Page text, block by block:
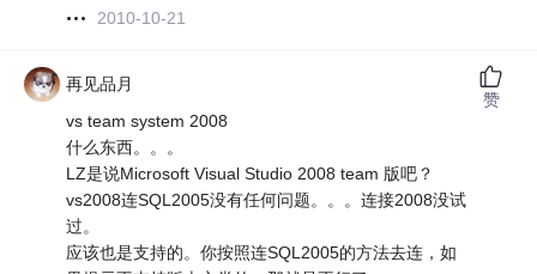
2010-10-21
再见品月
vs team system 2008
什么东西。。。
LZ是说Microsoft Visual Studio 2008 team 版吧？
vs2008连SQL2005没有任何问题。。。连接2008没试
过。
应该也是支持的。你按照连SQL2005的方法去连，如
赞